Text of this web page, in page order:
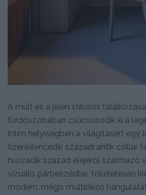
A múlt és a jelen stílusos
fürdőszobában csúcsosodik ki a
intim helyiségben a világításért egy
tizenkilencedik századi antik csillár
huszadik század elejéről származó
vizuális párbeszédbe, tökéletesen
modern, mégis múltidéző